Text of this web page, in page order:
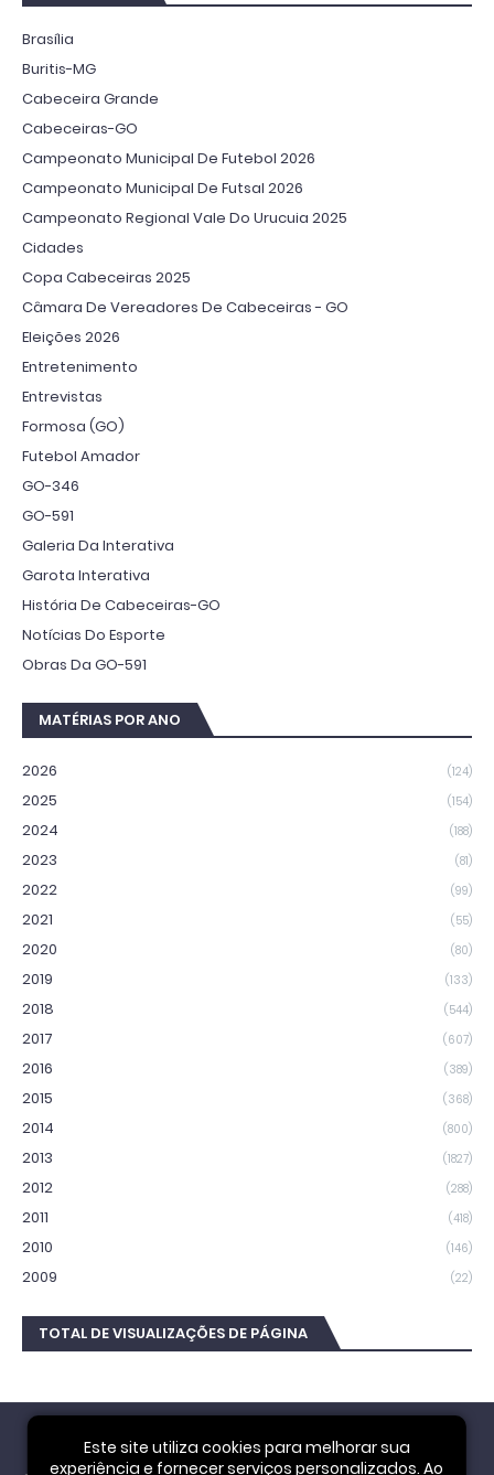
Brasília
Buritis-MG
Cabeceira Grande
Cabeceiras-GO
Campeonato Municipal De Futebol 2026
Campeonato Municipal De Futsal 2026
Campeonato Regional Vale Do Urucuia 2025
Cidades
Copa Cabeceiras 2025
Câmara De Vereadores De Cabeceiras - GO
Eleições 2026
Entretenimento
Entrevistas
Formosa (GO)
Futebol Amador
GO-346
GO-591
Galeria Da Interativa
Garota Interativa
História De Cabeceiras-GO
Notícias Do Esporte
Obras Da GO-591
MATÉRIAS POR ANO
2026 (124)
2025 (154)
2024 (188)
2023 (81)
2022 (99)
2021 (55)
2020 (80)
2019 (133)
2018 (544)
2017 (607)
2016 (389)
2015 (368)
2014 (800)
2013 (1827)
2012 (288)
2011 (418)
2010 (146)
2009 (22)
TOTAL DE VISUALIZAÇÕES DE PÁGINA
Este site utiliza cookies para melhorar sua
experiência e fornecer serviços personalizados. Ao